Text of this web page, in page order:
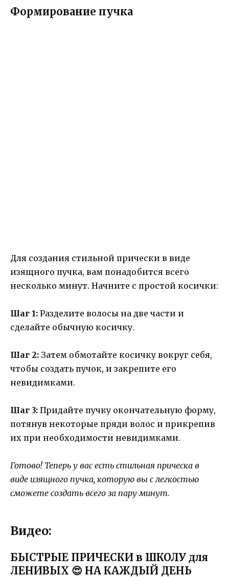
Формирование пучка
Для создания стильной прически в виде
изящного пучка, вам понадобится всего
несколько минут. Начните с простой косички:
Шаг 1: Разделите волосы на две части и
сделайте обычную косичку.
Шаг 2: Затем обмотайте косичку вокруг себя,
чтобы создать пучок, и закрепите его
невидимками.
Шаг 3: Придайте пучку окончательную форму,
потянув некоторые пряди волос и прикрепив
их при необходимости невидимками.
Готово! Теперь у вас есть стильная прическа в
виде изящного пучка, которую вы с легкостью
сможете создать всего за пару минут.
Видео:
БЫСТРЫЕ ПРИЧЕСКИ в ШКОЛУ для
ЛЕНИВЫХ 😍 НА КАЖДЫЙ ДЕНЬ